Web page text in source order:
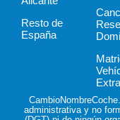
Resto de
España
administrativa y no